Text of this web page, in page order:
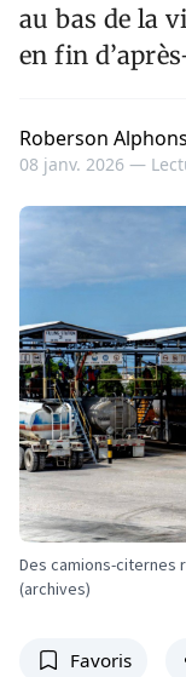
au bas de la
en fin
Roberson
08 janv. 2026 —
Des camions-citernes
(archives)
Favoris